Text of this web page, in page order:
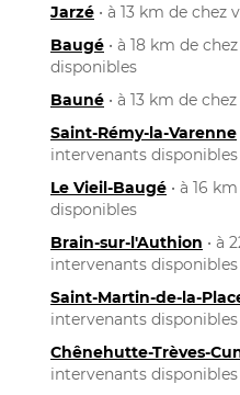
Jarzé • à 13 km de
Baugé • à 18 km de
disponibles
Bauné • à 13 km de
Saint-Rémy-la-Varenne
intervenants disponibles
Le Vieil-Baugé • à 16
disponibles
Brain-sur-l'Authion • à
intervenants disponibles
Saint-Martin-de-la-
intervenants disponibles
Chênehutte-Trèves-
intervenants disponibles